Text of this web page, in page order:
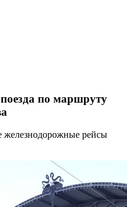
по маршруту
железнодорожные рейсы